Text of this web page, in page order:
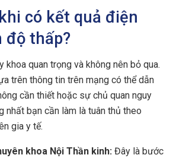
có kết quả điện
độ thấp?
khoa quan trọng và không nên bỏ qua.
trên thông tin trên mạng có thể dẫn
cần thiết hoặc sự chủ quan nguy
nhất bạn cần làm là tuân thủ theo
gia y tế.
khoa Nội Thần kinh: Đây là bước